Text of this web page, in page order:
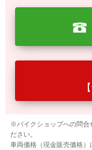
※バイクショップへの問合
ださい。
車両価格（現金販売価格